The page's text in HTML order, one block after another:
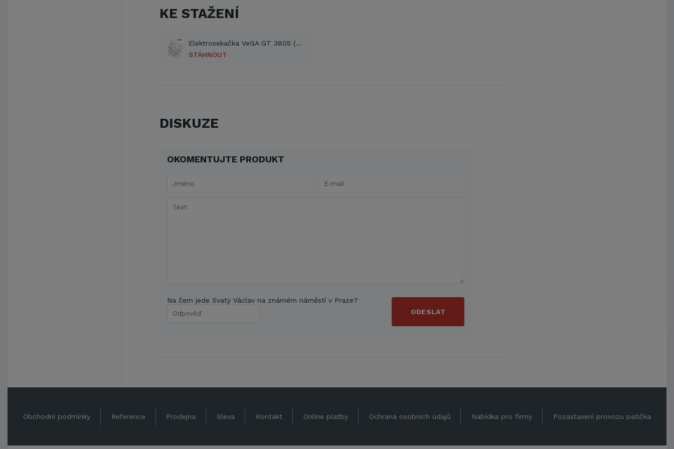
KE STAŽENÍ
Elektrosekačka VeGA GT 3805 (PDF)
STÁHNOUT
DISKUZE
OKOMENTUJTE PRODUKT
Na čem jede Svatý Václav na známém náměstí v Praze?
ODESLAT
Obchodní podmínky Reference Prodejna Sleva Kontakt Online platby Ochrana osobních údajů Nabídka pro firmy Pozastavení provozu patička